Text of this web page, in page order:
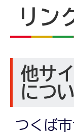
リン
他サ
につ
つくば